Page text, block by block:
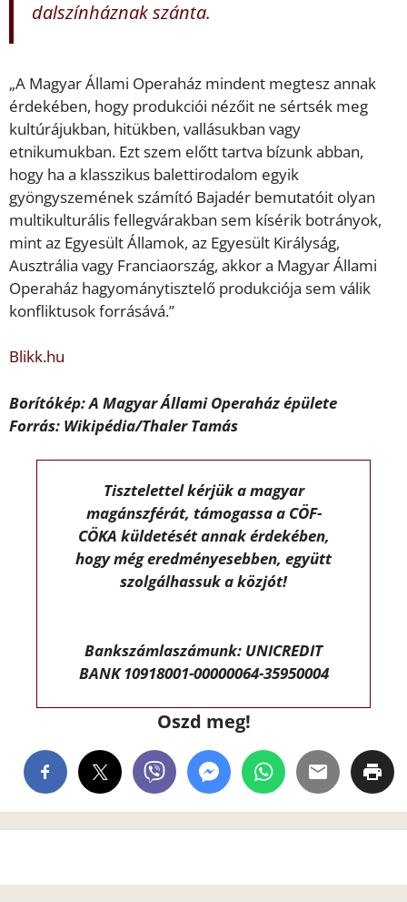
dalszínháznak szánta.
„A Magyar Állami Operaház mindent megtesz annak
érdekében, hogy produkciói nézőit ne sértsék meg
kultúrájukban, hitükben, vallásukban vagy
etnikumukban. Ezt szem előtt tartva bízunk abban,
hogy ha a klasszikus balettirodalom egyik
gyöngyszemének számító Bajadér bemutatóit olyan
multikulturális fellegvárakban sem kísérik botrányok,
mint az Egyesült Államok, az Egyesült Királyság,
Ausztrália vagy Franciaország, akkor a Magyar Állami
Operaház hagyománytisztelő produkciója sem válik
konfliktusok forrásává.”
Blikk.hu
Borítókép: A Magyar Állami Operaház épülete
Forrás: Wikipédia/Thaler Tamás
Tisztelettel kérjük a magyar
magánszférát, támogassa a CÖF-
CÖKA küldetését annak érdekében,
hogy még eredményesebben, együtt
szolgálhassuk a közjót!
Bankszámlaszámunk: UNICREDIT
BANK 10918001-00000064-35950004
Oszd meg!